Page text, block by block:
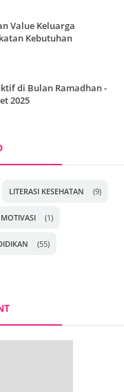
Value Keluarga
Kebutuhan
di Bulan Ramadhan -
2025
LITERASI KESEHATAN (9)
MOTIVASI (1)
(55)